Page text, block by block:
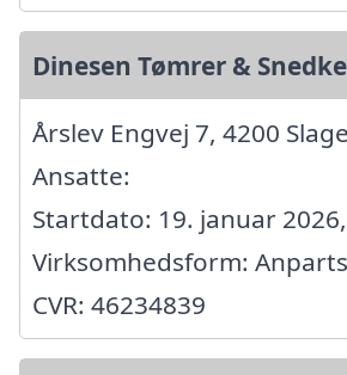
Dinesen Tømrer &
Årslev Engvej 7, 4200
Ansatte:
Startdato: 19. januar 2026,
Virksomhedsform:
CVR: 46234839